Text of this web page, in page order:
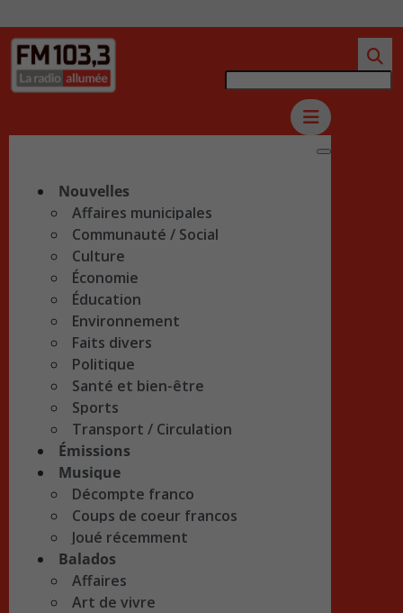
Nouvelles
Affaires municipales
Communauté / Social
Culture
Économie
Éducation
Environnement
Faits divers
Politique
Santé et bien-être
Sports
Transport / Circulation
Émissions
Musique
Décompte franco
Coups de coeur francos
Joué récemment
Balados
Affaires
Art de vivre